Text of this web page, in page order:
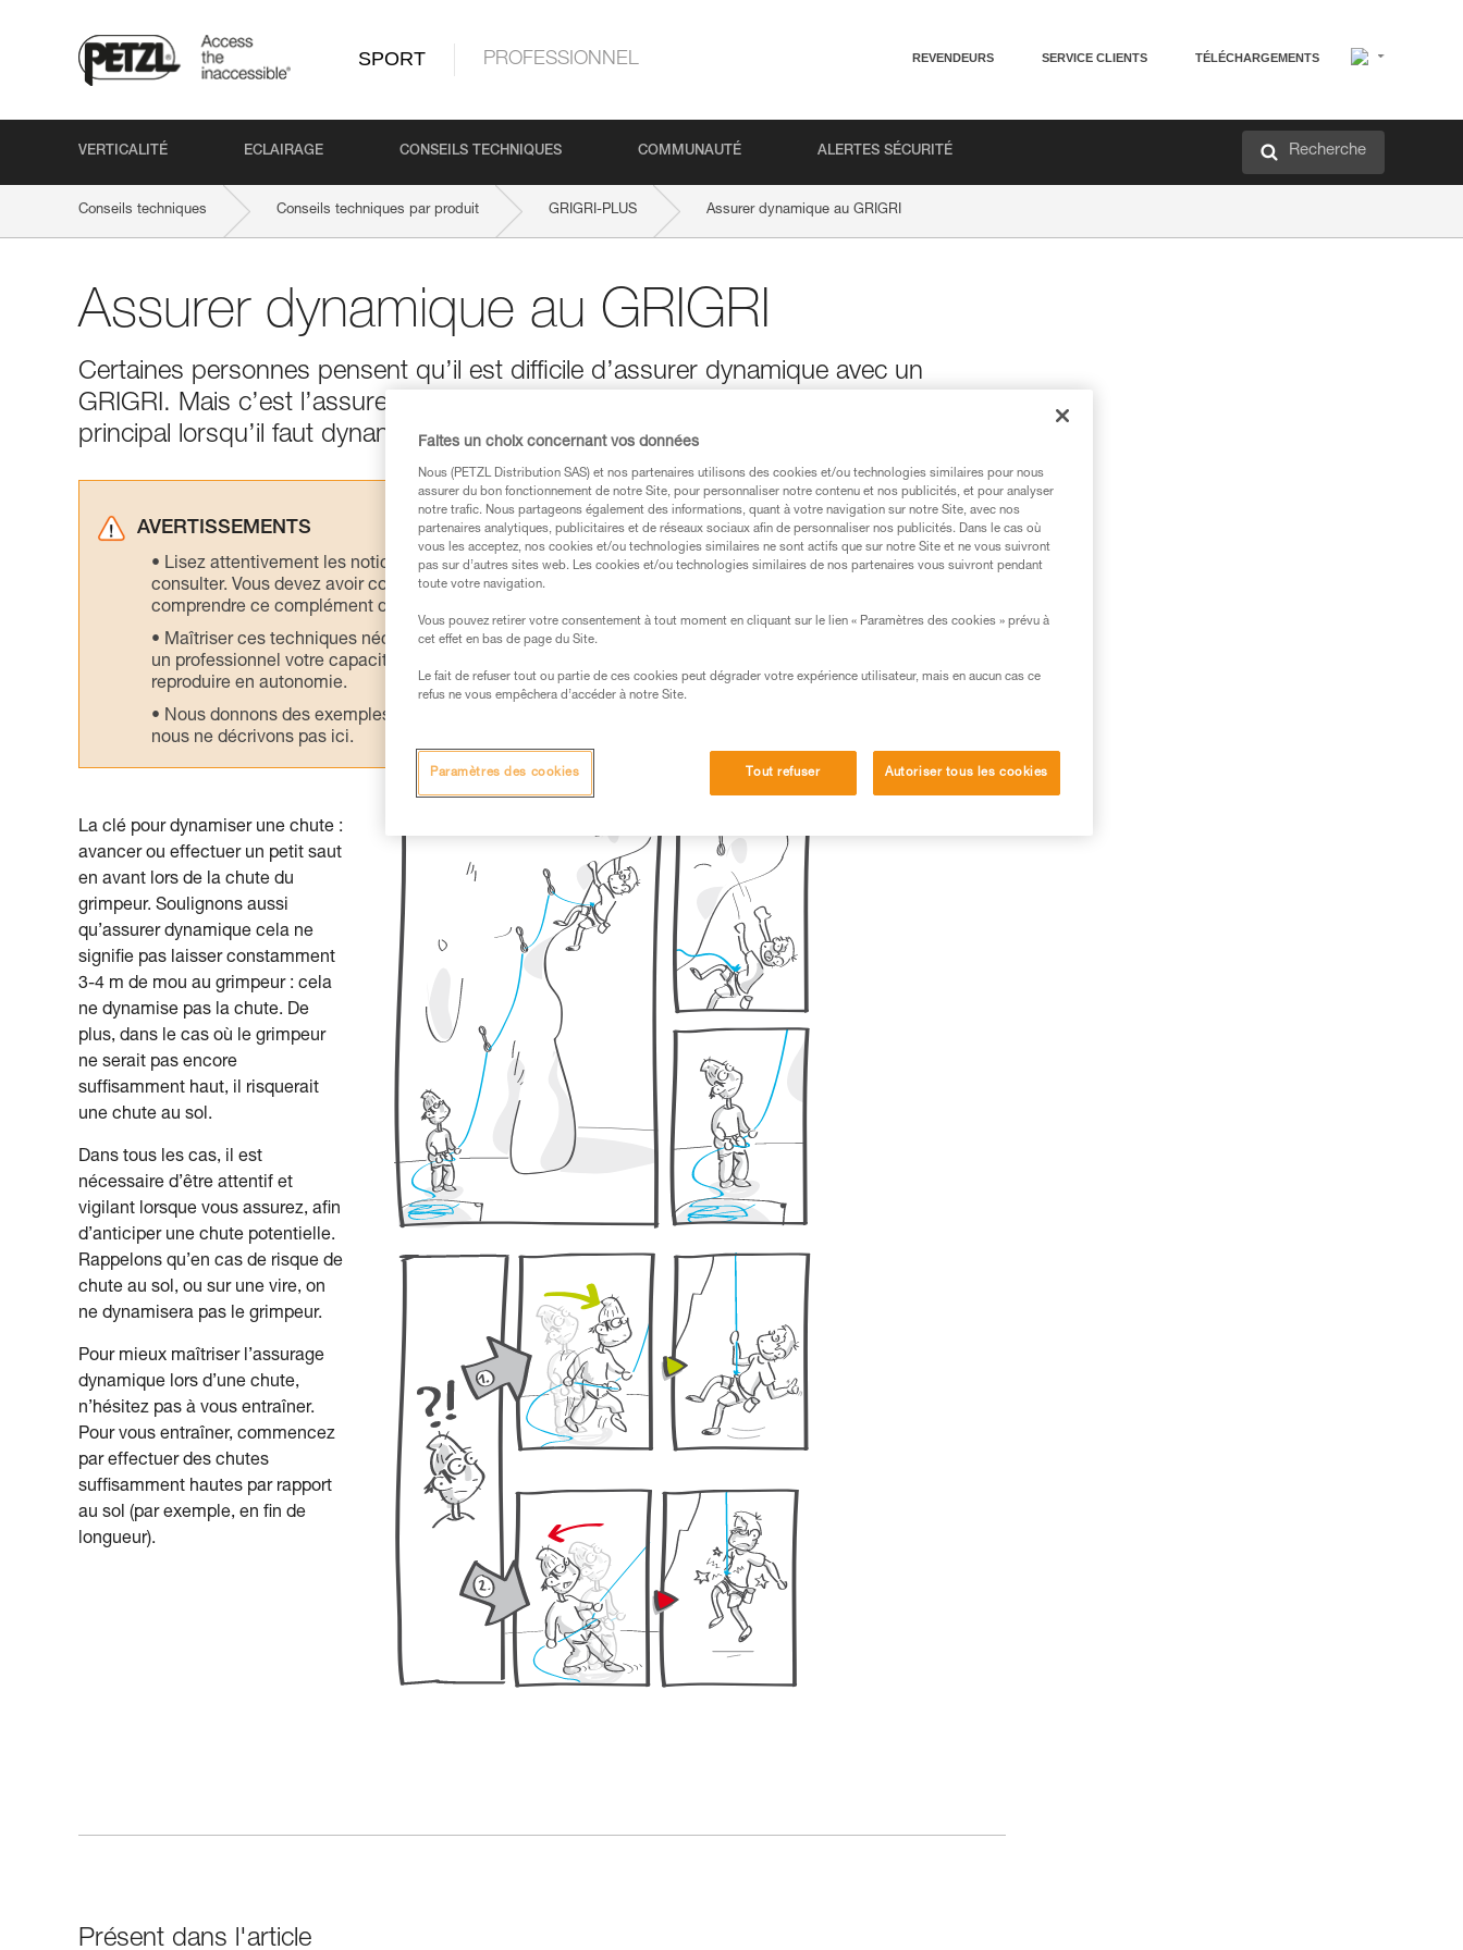
SPORT PROFESSIONNEL REVENDEURS SERVICE CLIENTS TÉLÉCHARGEMENTS
VERTICALITÉ ECLAIRAGE CONSEILS TECHNIQUES COMMUNAUTÉ ALERTES SÉCURITÉ Recherche
Conseils techniques Conseils techniques par produit GRIGRI-PLUS Assurer dynamique au GRIGRI
Assurer dynamique au GRIGRI
Certaines personnes pensent qu’il est difficile d’assurer dynamique avec un
GRIGRI. Mais c’est l’assureur, et non l’appareil d’assurage, qui joue le rôle
principal lorsqu’il faut dynamiser une chute.
AVERTISSEMENTS
Lisez attentivement les notices techniques des produits utilisés dans ce conseil avant de le
consulter. Vous devez avoir compris les informations de la notice technique pour pouvoir
comprendre ce complément d’informations.
Maîtriser ces techniques nécessite une formation et un entraînement spécifique. Validez avec
un professionnel votre capacité à refaire la manipulation, seul, en toute sécurité, avant de la
reproduire en autonomie.
Nous donnons des exemples de techniques liées à votre activité. Il peut en exister d’autres que
nous ne décrivons pas ici.
La clé pour dynamiser une chute :
avancer ou effectuer un petit saut
en avant lors de la chute du
grimpeur. Soulignons aussi
qu’assurer dynamique cela ne
signifie pas laisser constamment
3-4 m de mou au grimpeur : cela
ne dynamise pas la chute. De
plus, dans le cas où le grimpeur
ne serait pas encore
suffisamment haut, il risquerait
une chute au sol.
Dans tous les cas, il est
nécessaire d’être attentif et
vigilant lorsque vous assurez, afin
d’anticiper une chute potentielle.
Rappelons qu’en cas de risque de
chute au sol, ou sur une vire, on
ne dynamisera pas le grimpeur.
Pour mieux maîtriser l’assurage
dynamique lors d’une chute,
n’hésitez pas à vous entraîner.
Pour vous entraîner, commencez
par effectuer des chutes
suffisamment hautes par rapport
au sol (par exemple, en fin de
longueur).
Présent dans l'article
Faites un choix concernant vos données
Nous (PETZL Distribution SAS) et nos partenaires utilisons des cookies et/ou technologies similaires pour nous
assurer du bon fonctionnement de notre Site, pour personnaliser notre contenu et nos publicités, et pour analyser
notre trafic. Nous partageons également des informations, quant à votre navigation sur notre Site, avec nos
partenaires analytiques, publicitaires et de réseaux sociaux afin de personnaliser nos publicités. Dans le cas où
vous les acceptez, nos cookies et/ou technologies similaires ne sont actifs que sur notre Site et ne vous suivront
pas sur d’autres sites web. Les cookies et/ou technologies similaires de nos partenaires vous suivront pendant
toute votre navigation.
Vous pouvez retirer votre consentement à tout moment en cliquant sur le lien « Paramètres des cookies » prévu à
cet effet en bas de page du Site.
Le fait de refuser tout ou partie de ces cookies peut dégrader votre expérience utilisateur, mais en aucun cas ce
refus ne vous empêchera d’accéder à notre Site.
Tout refuser Autoriser tous les cookies
Paramètres des cookies